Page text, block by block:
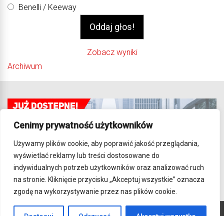
Cenimy prywatność użytkowników
Używamy plików cookie, aby poprawić jakość przeglądania,
wyświetlać reklamy lub treści dostosowane do
indywidualnych potrzeb użytkowników oraz analizować ruch
na stronie. Kliknięcie przycisku „Akceptuj wszystkie” oznacza
zgodę na wykorzystywanie przez nas plików cookie.
Benelli / Keeway
Zobacz wyniki
Archiwum